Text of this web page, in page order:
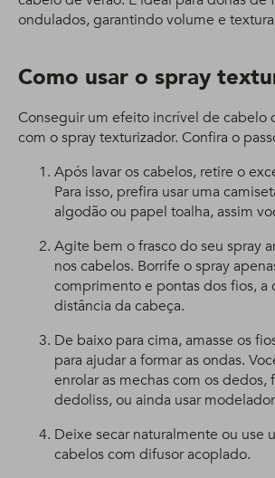
ondulados, garantindo volume e
Como usar o spray
Conseguir um efeito incrível de cabelo
com o spray texturizador. Confira o
Após lavar os cabelos, retire o
Para isso, prefira usar uma
algodão ou papel toalha, assim
Agite bem o frasco do seu spray
nos cabelos. Borrife o spray
comprimento e pontas dos fios, a
distância da cabeça.
De baixo para cima, amasse os
para ajudar a formar as ondas.
enrolar as mechas com os dedos,
dedoliss, ou ainda usar
Deixe secar naturalmente ou use
cabelos com difusor acoplado.